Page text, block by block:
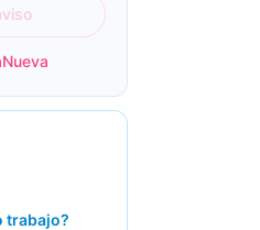
trabajo?